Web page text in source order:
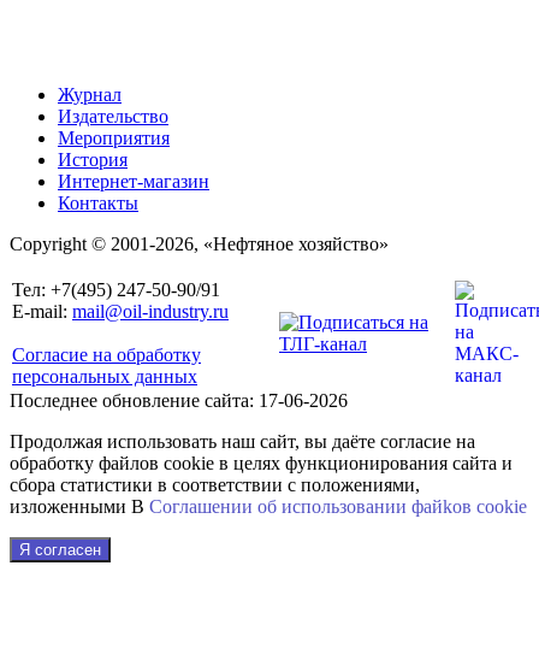
Журнал
Издательство
Мероприятия
История
Интернет-магазин
Контакты
Copyright © 2001-2026, «Нефтяное хозяйство»
Тел: +7(495) 247-50-90/91
E-mail: mail@oil-industry.ru
Согласие на обработку
персональных данных
Последнее обновление сайта: 17-06-2026
Продолжая использовать наш сайт, вы даёте согласие на
обработку файлов cookie в целях функционирования сайта и
сбора статистики в соответствии с положениями,
изложенными В Соглашении об использовании файkов cookie
Я согласен